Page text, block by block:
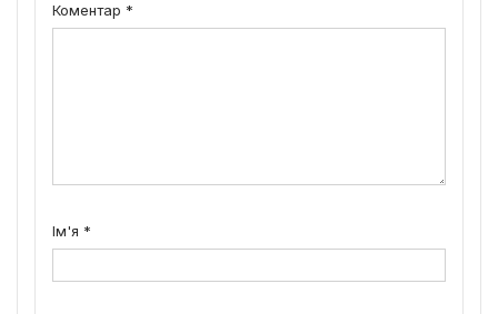
Коментар *
Ім'я *